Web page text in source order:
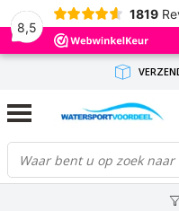
8,5
1819
GRATIS
BINNEN 1-3